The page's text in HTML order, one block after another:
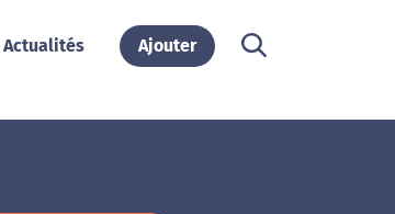
Actualités Ajouter